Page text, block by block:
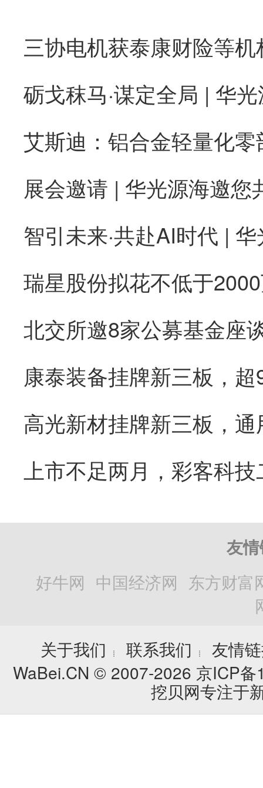
砺戈秣马·谋定全局 | 华
康泰装备挂牌新三板，
友
好牛网 中国经济网 东方财富
关于我们
┊ 联系我们 ┊
友情
WaBei.CN © 2007-2026 京ICP
挖贝网专注于